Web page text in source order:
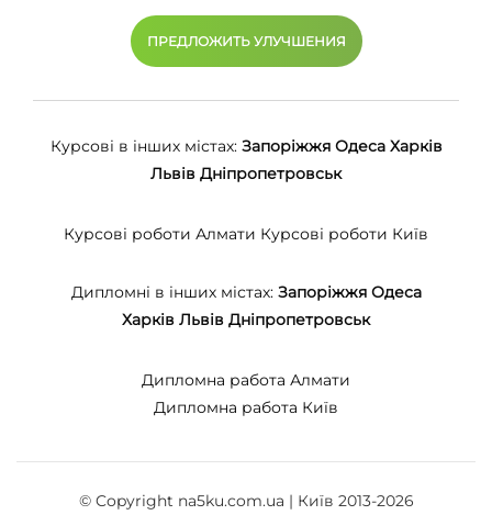
ПРЕДЛОЖИТЬ УЛУЧШЕНИЯ
Курсові в інших містах: Запоріжжя Одеса Харків
Львів Дніпропетровськ
Курсові роботи Алмати Курсові роботи Київ
Дипломні в інших містах: Запоріжжя Одеса
Харків Львів Дніпропетровськ
Дипломна работа Алмати
Дипломна работа Київ
© Copyright na5ku.com.ua | Київ 2013-2026